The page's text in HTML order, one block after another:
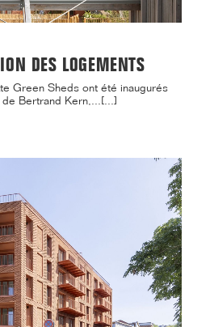
DES LOGEMENTS
Green Sheds ont été inaugurés
Bertrand Kern,...[...]